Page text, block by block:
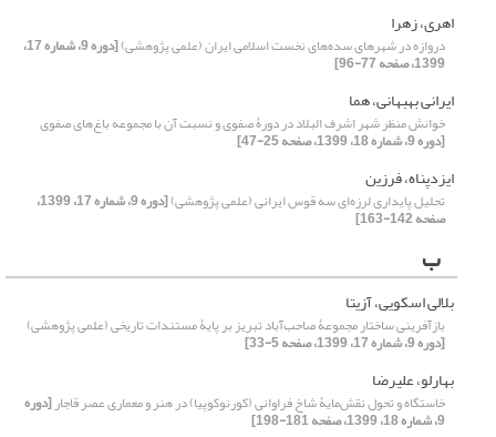
اهری، زهرا
دروازه در شهرهای سده‌های نخست اسلامی ایران (علمی پژوهشی) [دوره 9، شماره 17،
1399، صفحه 77-96]
ایرانی بهبهانی، هما
خوانش منظر شهر اشرف ‌البلاد در دورۀ صفوی و نسبت آن با مجموعه باغ‌های صفوی
[دوره 9، شماره 18، 1399، صفحه 25-47]
ایزدپناه، فرزین
تحلیل پایداری لرزه‌ای سه قوس ایرانی (علمی پژوهشی) [دوره 9، شماره 17، 1399،
صفحه 142-163]
ب
بلالی اسکویی، آزیتا
بازآفرینی ساختار مجموعۀ صاحب‌آباد تبریز بر پایۀ مستندات تاریخی (علمی پژوهشی)
[دوره 9، شماره 17، 1399، صفحه 5-33]
بهارلو، علیرضا
خاستگاه و تحول نقش‌مایۀ شاخ فراوانی (کورنوکوپیا) در هنر و معماری عصر قاجار[دوره
9، شماره 18، 1399، صفحه 181-198]